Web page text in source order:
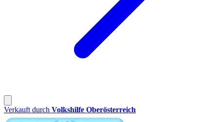
Verkauft durch Volkshilfe Oberösterreich